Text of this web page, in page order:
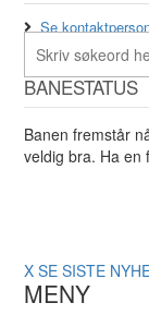
Se
BANESTATUS
Banen fremstår
veldig bra. Ha en
X SE SISTE
MENY